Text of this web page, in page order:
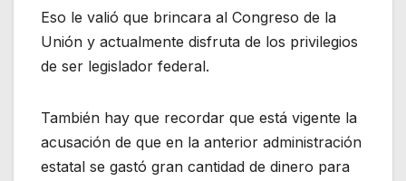
Eso le valió que brincara al Congreso de la
Unión y actualmente disfruta de los privilegios
de ser legislador federal.
También hay que recordar que está vigente la
acusación de que en la anterior administración
estatal se gastó gran cantidad de dinero para